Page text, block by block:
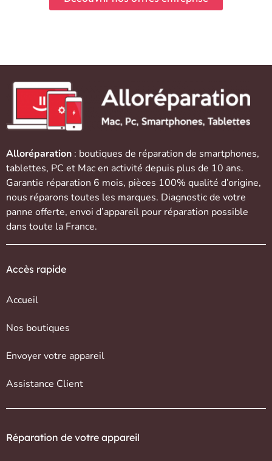
Alloréparation : boutiques de réparation de smartphones,
tablettes, PC et Macen activité depuis plus de 10 ans.
Garantie réparation 6 mois, pièces 100% qualité d’origine,
nous réparons toutes les marques. Diagnostic de votre
panne offerte, envoi d’appareil pour réparation possible
dans toute la France.
Accès rapide
Accueil
Nos boutiques
Envoyer votre appareil
Assistance Client
Réparation de votre appareil